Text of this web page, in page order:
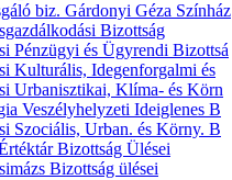
biz. Gárdonyi Géza Színház
Bizottság
Pénzügyi és Ügyrendi Bizottsá
Kulturális, Idegenforgalmi és
Urbanisztikai, Klíma- és Körn
Veszélyhelyzeti Ideiglenes B
Szociális, Urban. és Körny. B
Bizottság Ülései
Bizottság ülései